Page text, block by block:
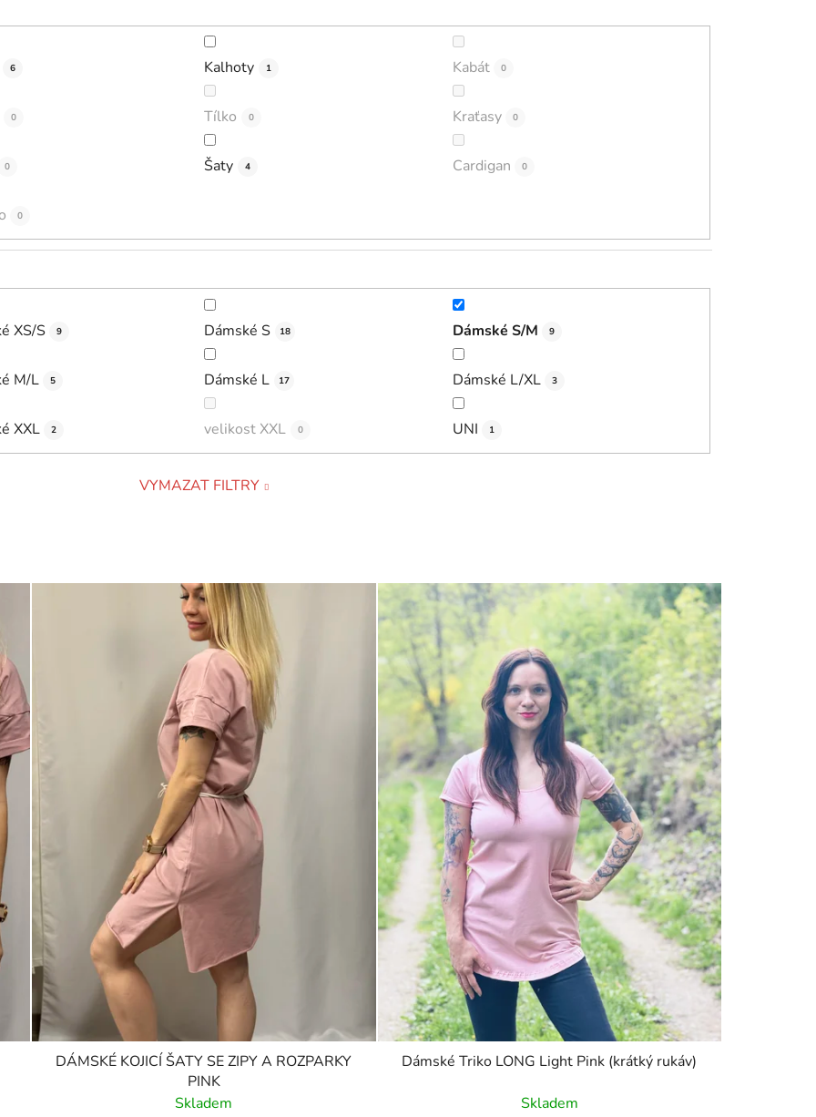
6 Kalhoty 1 Kabát 0
0 Tílko 0 Kraťasy 0
0 Šaty 4 Cardigan 0
0
XS/S 9 Dámské S 18 Dámské S/M 9
M/L 5 Dámské L 17 Dámské L/XL 3
XXL 2 velikost XXL 0 UNI 1
VYMAZAT FILTRY
DÁMSKÉ KOJICÍ ŠATY SE ZIPY A ROZPARKY
PINK
Skladem
Dámské Triko LONG Light Pink (krátký rukáv)
Skladem